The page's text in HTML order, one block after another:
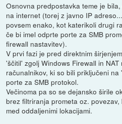
Osnovna predpostavka teme je
na internet (torej z javno IP
povsem enako, kot katerikoli drugi
če bi imel odprte porte za SMB
firewall nastavitev).
V prvi fazi je pred direktnim
'ščitil' zgolj Windows Firewall in
računalnikov, ki so bili priključeni
porte za SMB protokol.
Večinoma pa so se dejansko širile
brez filtriranja prometa oz.
med oddaljenimi lokacijami.